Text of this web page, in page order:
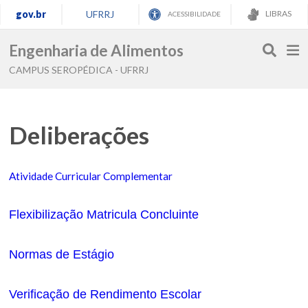
gov.br UFRRJ ACESSIBILIDADE LIBRAS
Engenharia de Alimentos
CAMPUS SEROPÉDICA - UFRRJ
Deliberações
Atividade Curricular Complementar
Flexibilização Matricula Concluinte
Normas de Estágio
Verificação de Rendimento Escolar